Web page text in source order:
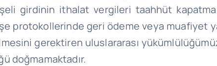
girdinin ithalat vergileri taahhüt
protokollerinde geri ödeme veya muafiyet
gerektiren uluslararası
doğmamaktadır.